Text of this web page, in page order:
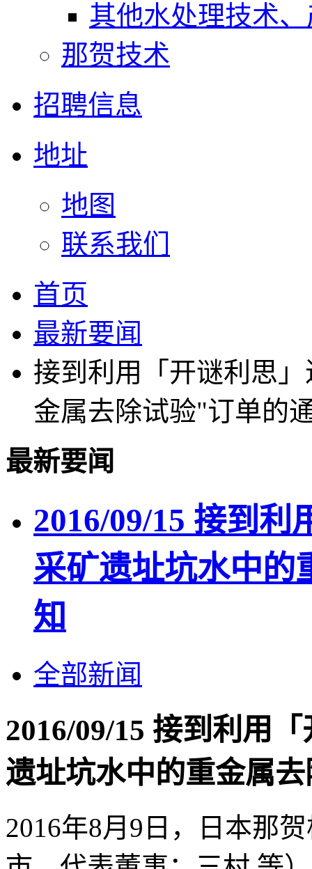
其他水处理技术
那贺技术
招聘信息
地址
地图
联系我们
首页
最新要闻
接到利用「开谜利思
金属去除试验"订单的
最新要闻
2016/09/15 接到
采矿遗址坑水中的
知
全部新闻
2016/09/15 接到利用
遗址坑水中的重金属
2016年8月9日，日本那